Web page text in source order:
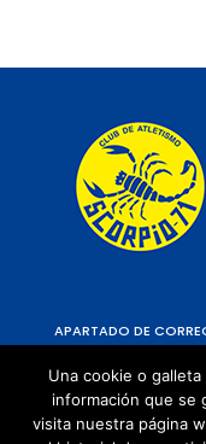
APARTADO DE
Una cookie o
información que se
visita nuestra página